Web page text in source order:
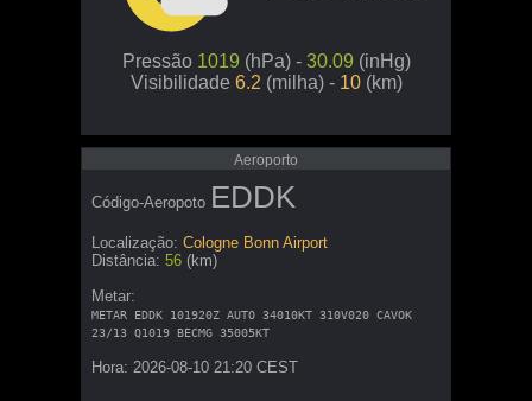
Pressão 1019 (hPa) - 30.09 (inHg)
Visibilidade 6.2 (milha) - 10 (km)
Aeroporto
Código-Aeropoto EDDK
Localização: Cologne Bonn Airport
Distância: 56 (km)
Metar:
METAR EDDK 101920Z AUTO 34010KT 310V020 CAVOK
23/13 Q1019 BECMG 35005KT
Hora: 2026-08-10 21:20 CEST